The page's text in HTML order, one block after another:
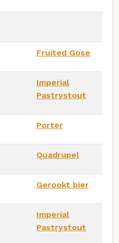
Fruited Gose
Imperial
Pastrystout
Porter
Quadrupel
Gerookt bier
Imperial
Pastrystout